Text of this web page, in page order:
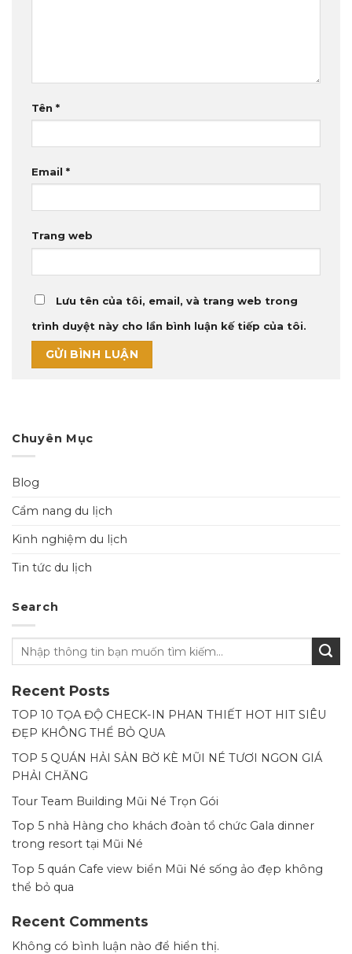
Tên *
Email *
Trang web
Lưu tên của tôi, email, và trang web trong
trình duyệt này cho lần bình luận kế tiếp của tôi.
Chuyên Mục
Blog
Cẩm nang du lịch
Kinh nghiệm du lịch
Tin tức du lịch
Search
Recent Posts
TOP 10 TỌA ĐỘ CHECK-IN PHAN THIẾT HOT HIT SIÊU
ĐẸP KHÔNG THỂ BỎ QUA
TOP 5 QUÁN HẢI SẢN BỜ KÈ MŨI NÉ TƯƠI NGON GIÁ
PHẢI CHĂNG
Tour Team Building Mũi Né Trọn Gói
Top 5 nhà Hàng cho khách đoàn tổ chức Gala dinner
trong resort tại Mũi Né
Top 5 quán Cafe view biển Mũi Né sống ảo đẹp không
thể bỏ qua
Recent Comments
Không có bình luận nào để hiển thị.